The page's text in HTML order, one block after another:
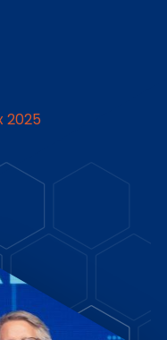
2025